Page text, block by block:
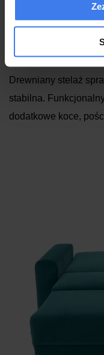
Siedzisko zawiera
użytkowania.
Drewniany stelaż
stabilna.
dodatkowe koce,